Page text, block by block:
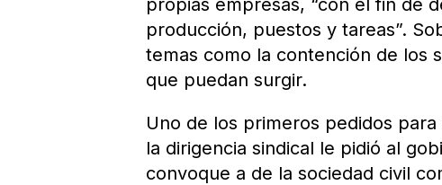
propias empresas, “con el fin de
producción, puestos y tareas”.
temas como la contención de los
que puedan surgir.
Uno de los primeros pedidos
la dirigencia sindical le pidió al
convoque a de la sociedad civil